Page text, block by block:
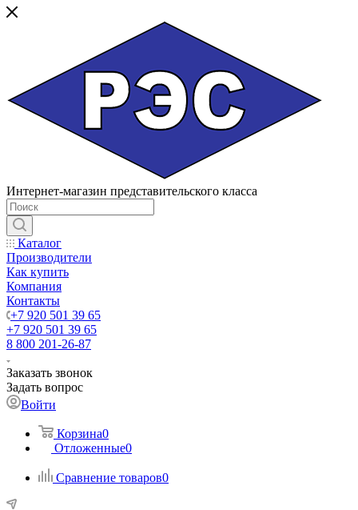
Интернет-магазин представительского класса
Каталог
Производители
Как купить
Компания
Контакты
+7 920 501 39 65
+7 920 501 39 65
8 800 201-26-87
Заказать звонок
Задать вопрос
Войти
Корзина0
Отложенные0
Сравнение товаров0